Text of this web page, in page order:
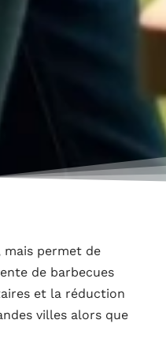
mais permet de
de barbecues
et la réduction
villes alors que